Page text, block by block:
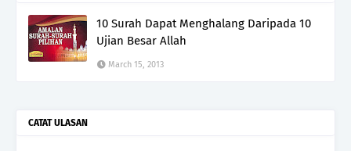
10 Surah Dapat Menghalang Daripada 10
Ujian Besar Allah
March 15, 2013
CATAT ULASAN